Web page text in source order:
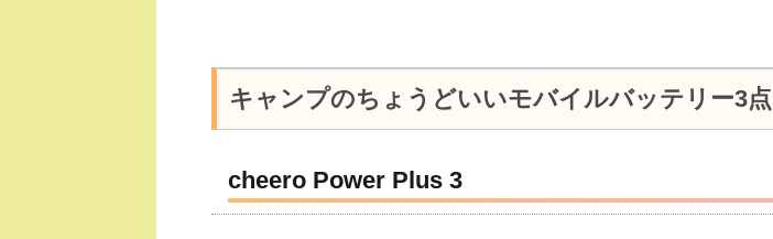
キャンプのちょうどいいモバイルバッテリー3点
cheero Power Plus 3